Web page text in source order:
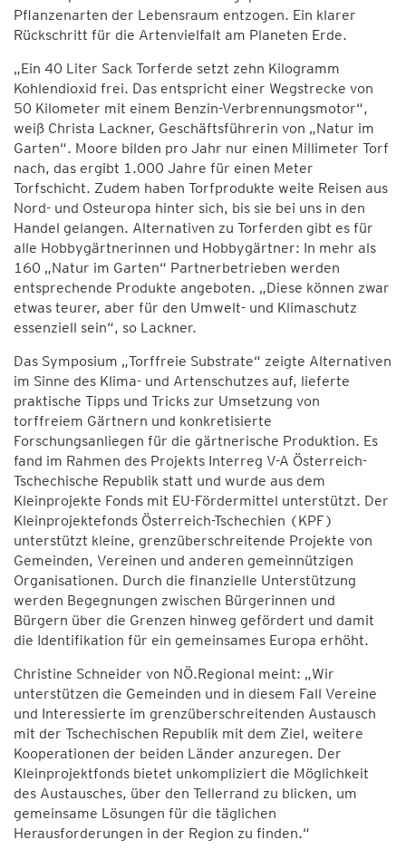
Pflanzenarten der Lebensraum entzogen. Ein klarer
Rückschritt für die Artenvielfalt am Planeten Erde.
„Ein 40 Liter Sack Torferde setzt zehn Kilogramm
Kohlendioxid frei. Das entspricht einer Wegstrecke von
50 Kilometer mit einem Benzin-Verbrennungsmotor“,
weiß Christa Lackner, Geschäftsführerin von „Natur im
Garten“. Moore bilden pro Jahr nur einen Millimeter Torf
nach, das ergibt 1.000 Jahre für einen Meter
Torfschicht. Zudem haben Torfprodukte weite Reisen aus
Nord- und Osteuropa hinter sich, bis sie bei uns in den
Handel gelangen. Alternativen zu Torferden gibt es für
alle Hobbygärtnerinnen und Hobbygärtner: In mehr als
160 „Natur im Garten“ Partnerbetrieben werden
entsprechende Produkte angeboten. „Diese können zwar
etwas teurer, aber für den Umwelt- und Klimaschutz
essenziell sein“, so Lackner.
Das Symposium „Torffreie Substrate“ zeigte Alternativen
im Sinne des Klima- und Artenschutzes auf, lieferte
praktische Tipps und Tricks zur Umsetzung von
torffreiem Gärtnern und konkretisierte
Forschungsanliegen für die gärtnerische Produktion. Es
fand im Rahmen des Projekts Interreg V-A Österreich-
Tschechische Republik statt und wurde aus dem
Kleinprojekte Fonds mit EU-Fördermittel unterstützt. Der
Kleinprojektefonds Österreich-Tschechien (KPF)
unterstützt kleine, grenzüberschreitende Projekte von
Gemeinden, Vereinen und anderen gemeinnützigen
Organisationen. Durch die finanzielle Unterstützung
werden Begegnungen zwischen Bürgerinnen und
Bürgern über die Grenzen hinweg gefördert und damit
die Identifikation für ein gemeinsames Europa erhöht.
Christine Schneider von NÖ.Regional meint: „Wir
unterstützen die Gemeinden und in diesem Fall Vereine
und Interessierte im grenzüberschreitenden Austausch
mit der Tschechischen Republik mit dem Ziel, weitere
Kooperationen der beiden Länder anzuregen. Der
Kleinprojektfonds bietet unkompliziert die Möglichkeit
des Austausches, über den Tellerrand zu blicken, um
gemeinsame Lösungen für die täglichen
Herausforderungen in der Region zu finden.“